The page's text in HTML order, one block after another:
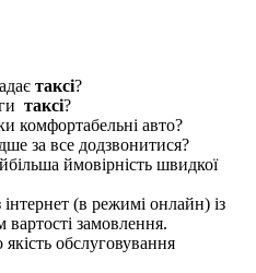
таксі?
таксі?
комфортабельні авто?
за все додзвонитися?
ймовірність швидкої
інтернет (в режимі онлайн) із
замовлення.
обслуговування